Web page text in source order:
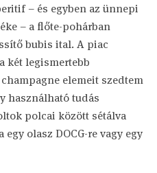
– és egyben az ünnepi
– a flőte-pohárban
bubis ital. A piac
két legismertebb
elemeit szedtem
használható tudás
polcai között sétálva
olasz DOCG-re vagy egy